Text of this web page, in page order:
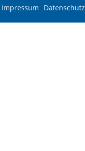
Impressum Datenschutz